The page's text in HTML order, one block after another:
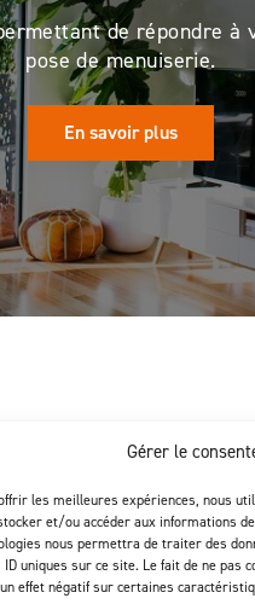
Gérer le
les meilleures expériences, nous
et/ou accéder aux informations
nous permettra de traiter des
ID uniques sur ce site. Le fait de ne
effet négatif sur certaines
de répondre à
pose de menuiserie.
En savoir plus